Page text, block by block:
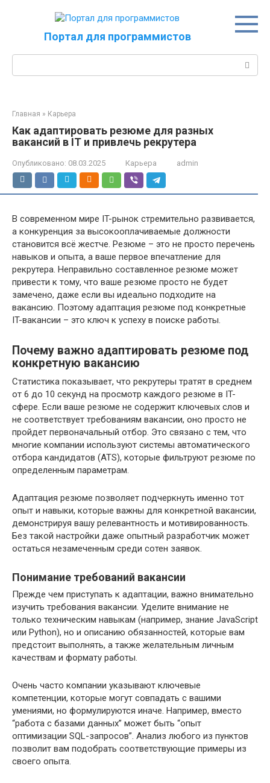
Портал для программистов
Главная » Карьера
Как адаптировать резюме для разных
вакансий в IT и привлечь рекрутера
Опубликовано: 08.03.2025 Карьера admin
В современном мире IT-рынок стремительно развивается,
а конкуренция за высокооплачиваемые должности
становится всё жестче. Резюме – это не просто перечень
навыков и опыта, а ваше первое впечатление для
рекрутера. Неправильно составленное резюме может
привести к тому, что ваше резюме просто не будет
замечено, даже если вы идеально подходите на
вакансию. Поэтому адаптация резюме под конкретные
IT-вакансии – это ключ к успеху в поиске работы.
Почему важно адаптировать резюме под
конкретную вакансию
Статистика показывает, что рекрутеры тратят в среднем
от 6 до 10 секунд на просмотр каждого резюме в IT-
сфере. Если ваше резюме не содержит ключевых слов и
не соответствует требованиям вакансии, оно просто не
пройдет первоначальный отбор. Это связано с тем, что
многие компании используют системы автоматического
отбора кандидатов (ATS), которые фильтруют резюме по
определенным параметрам.
Адаптация резюме позволяет подчеркнуть именно тот
опыт и навыки, которые важны для конкретной вакансии,
демонстрируя вашу релевантность и мотивированность.
Без такой настройки даже опытный разработчик может
остаться незамеченным среди сотен заявок.
Понимание требований вакансии
Прежде чем приступать к адаптации, важно внимательно
изучить требования вакансии. Уделите внимание не
только техническим навыкам (например, знание JavaScript
или Python), но и описанию обязанностей, которые вам
предстоит выполнять, а также желательным личным
качествам и формату работы.
Очень часто компании указывают ключевые
компетенции, которые могут совпадать с вашими
умениями, но формулируются иначе. Например, вместо
“работа с базами данных” может быть “опыт
оптимизации SQL-запросов”. Анализ любого из пунктов
позволит вам подобрать соответствующие примеры из
своего опыта.